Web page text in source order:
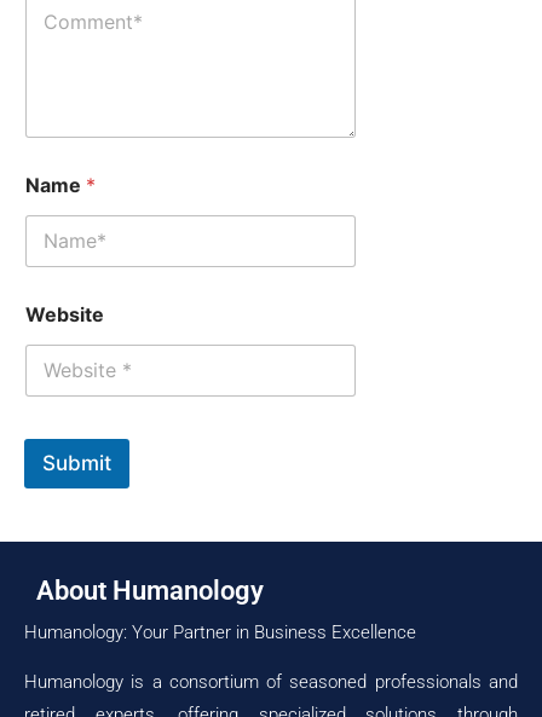
e
Name *
Website
Submit
About Humanology
Humanology: Your Partner in Business Excellence
Humanology is a consortium of seasoned professionals and